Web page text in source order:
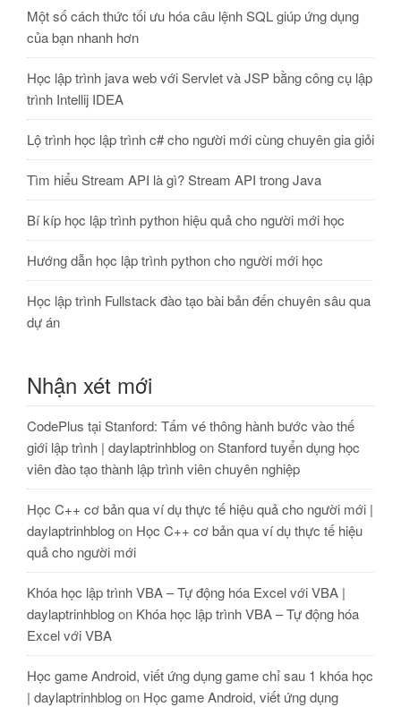
Một số cách thức tối ưu hóa câu lệnh SQL giúp ứng dụng
của bạn nhanh hơn
Học lập trình java web với Servlet và JSP bằng công cụ lập
trình Intellij IDEA
Lộ trình học lập trình c# cho người mới cùng chuyên gia giỏi
Tìm hiểu Stream API là gì? Stream API trong Java
Bí kíp học lập trình python hiệu quả cho người mới học
Hướng dẫn học lập trình python cho người mới học
Học lập trình Fullstack đào tạo bài bản đến chuyên sâu qua
dự án
Nhận xét mới
CodePlus tại Stanford: Tấm vé thông hành bước vào thế
giới lập trình | daylaptrinhblogonStanford tuyển dụng học
viên đào tạo thành lập trình viên chuyên nghiệp
Học C++ cơ bản qua ví dụ thực tế hiệu quả cho người mới |
daylaptrinhblogon Học C++ cơ bản qua ví dụ thực tế hiệu
quả cho người mới
Khóa học lập trình VBA – Tự động hóa Excel với VBA |
daylaptrinhblogon Khóa học lập trình VBA – Tự động hóa
Excel với VBA
Học game Android, viết ứng dụng game chỉ sau 1 khóa học
| daylaptrinhblogon Học game Android, viết ứng dụng